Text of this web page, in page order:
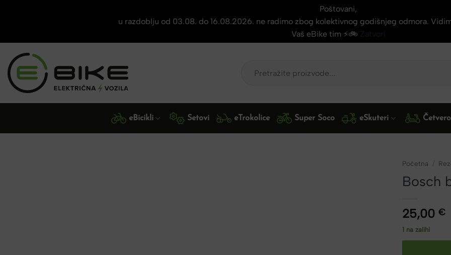
Poštovani,
u razdoblju od 03.08. do 16.08.2026. ne radimo zbog kolektivnog godišnjeg odmora.
Vaš eBike tim ⚡🚲 Zatvori
content
eBicikli Setovi eTrokolice Super Soco eSkuteri
Početna
Bosch
25,00 €
1 na zalihi